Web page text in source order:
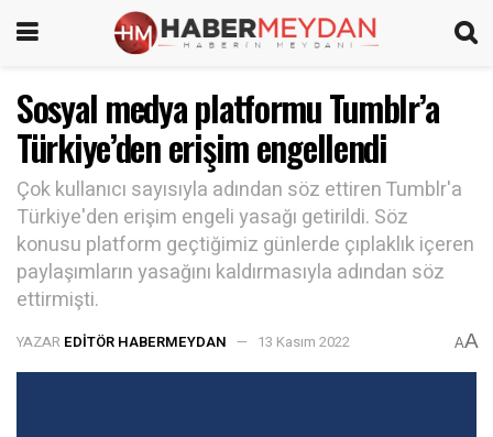
Sosyal medya platformu Tumblr’a
Türkiye’den erişim engellendi
Çok kullanıcı sayısıyla adından söz ettiren Tumblr'a
Türkiye'den erişim engeli yasağı getirildi. Söz
konusu platform geçtiğimiz günlerde çıplaklık içeren
paylaşımların yasağını kaldırmasıyla adından söz
ettirmişti.
YAZAR EDITÖR HABERMEYDAN 13 Kasım 2022 AA